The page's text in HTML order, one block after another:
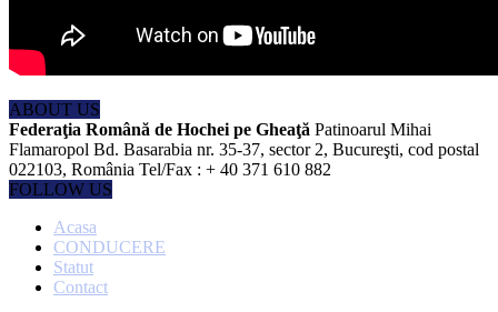
ABOUT US
Federaţia Română de Hochei pe Gheaţă Patinoarul Mihai
Flamaropol Bd. Basarabia nr. 35-37, sector 2, Bucureşti, cod postal
022103, România Tel/Fax : + 40 371 610 882
FOLLOW US
Acasa
CONDUCERE
Statut
Contact